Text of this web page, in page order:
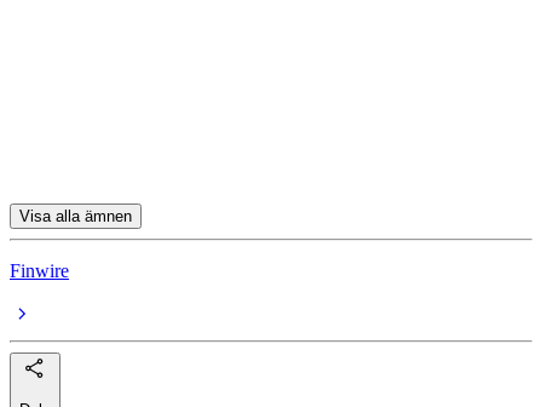
Visa alla ämnen
Finwire